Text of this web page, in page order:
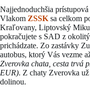
Najjednoduchšia
Vlakom ZSSK sa celkom
Kraľovany, Liptovský
pokračujete s SAD z
prichádzate. Zo zastávky
autobus, ktorý Vás vezme
Zverovka chata, cesta trvá
EUR). Z chaty Zverovka
dolinou.